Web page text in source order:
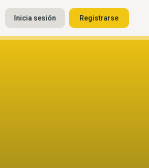
Inicia sesión Registrarse